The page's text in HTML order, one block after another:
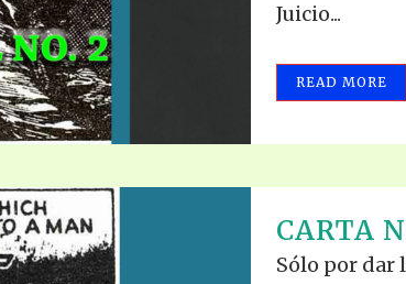
Juicio...
READ MORE
CARTA
Sólo por dar